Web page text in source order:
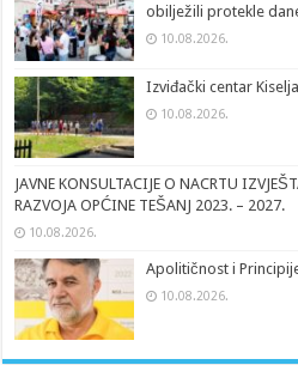
obilježili protekle
10.08.2026.
Izviđački centar
10.08.2026.
JAVNE KONSULTACIJE O NACRTU
RAZVOJA OPĆINE TEŠANJ 2023. – 2027.
10.08.2026.
Apolitičnost i
10.08.2026.